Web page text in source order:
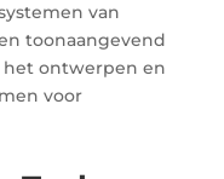
van
toonaangevend
het ontwerpen en
voor